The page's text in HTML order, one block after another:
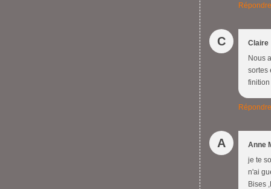
Répondre
C
Claire
Nous
sortes
finition
Répondre
A
Anne
je te
n'ai
Bises